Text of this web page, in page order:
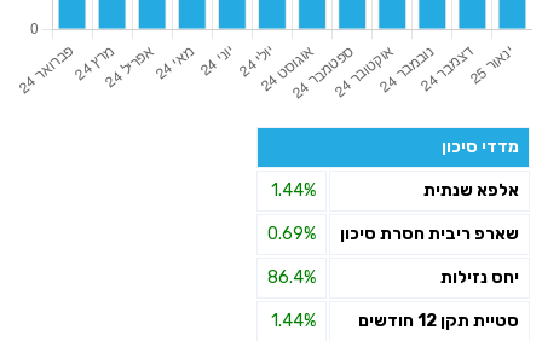
מדדי סיכון
אלפא שנתית 1.44%
שארפ ריבית חסרת סיכון 0.69%
יחס נזילות 86.4%
סטיית תקן 12 חודשים 1.44%